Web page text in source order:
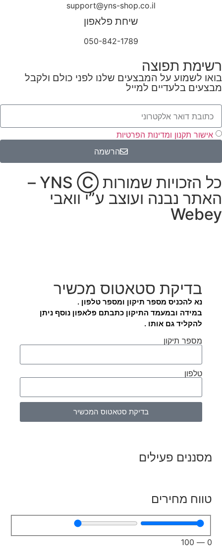
support@yns-shop.co.il
שיחת פלאפון
050-842-1789
רשימת תפוצה
בואו לשמוע על המבצעים שלנו לפני כולם ולקבל
מבצעים בלעדיים למייל
אישור תקנון ומדינות הפרטיות
הרשמה
כל הזכויות שמורות YNS Ⓒ –
האתר נבנה ועוצב ע”יוואבי
Webey
בדיקת סטאטוס מכשיר
נא להכניס מספר תיקון ומספר טלפון .
במידה ובמעמד התיקון כתבתם פלאפון נוסף ניתן
להקליד גם אותו .
מספר תיקון
טלפון
בדיקת סטאטוס המכשיר
מסננים פעילים
טווח מחירים
0
—
100